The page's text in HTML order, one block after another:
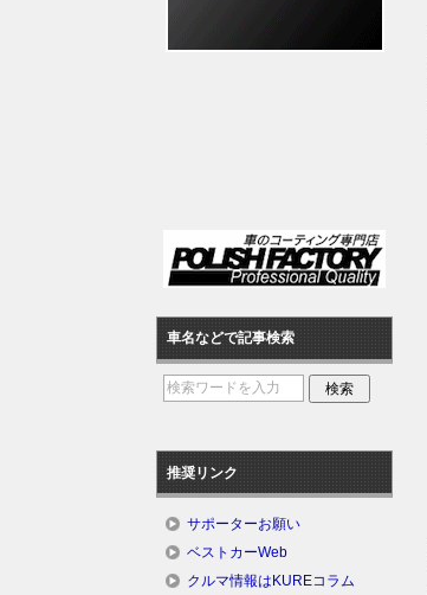
車名などで記事検索
推奨リンク
サポーターお願い
ベストカーWeb
クルマ情報はKUREコラム